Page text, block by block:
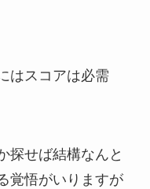
はスコアは必需
探せば結構なんと
覚悟がいりますが